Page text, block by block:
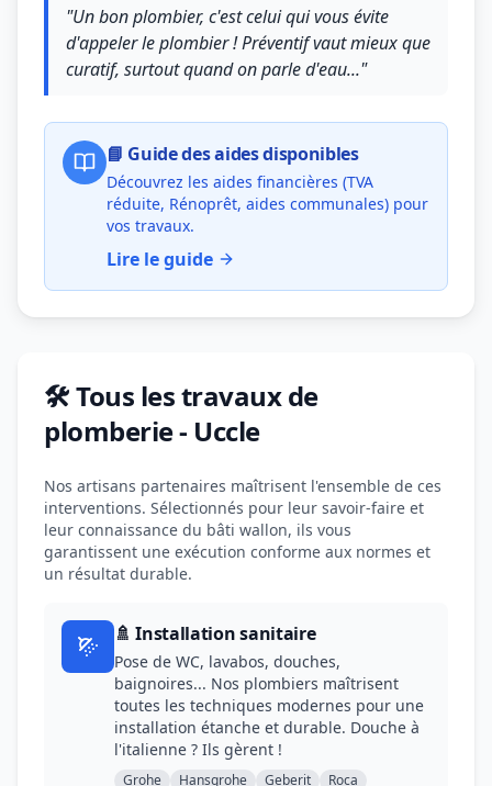
"Un bon plombier, c'est celui qui vous évite
d'appeler le plombier ! Préventif vaut mieux que
curatif, surtout quand on parle d'eau..."
📘 Guide des aides disponibles
Découvrez les aides financières (TVA
réduite, Rénoprêt, aides communales) pour
vos travaux.
Lire le guide
🛠️ Tous les travaux de
plomberie - Uccle
Nos artisans partenaires maîtrisent l'ensemble de ces
interventions. Sélectionnés pour leur savoir-faire et
leur connaissance du bâti wallon, ils vous
garantissent une exécution conforme aux normes et
un résultat durable.
🚿 Installation sanitaire
Pose de WC, lavabos, douches,
baignoires... Nos plombiers maîtrisent
toutes les techniques modernes pour une
installation étanche et durable. Douche à
l'italienne ? Ils gèrent !
Grohe Hansgrohe Geberit
Roca